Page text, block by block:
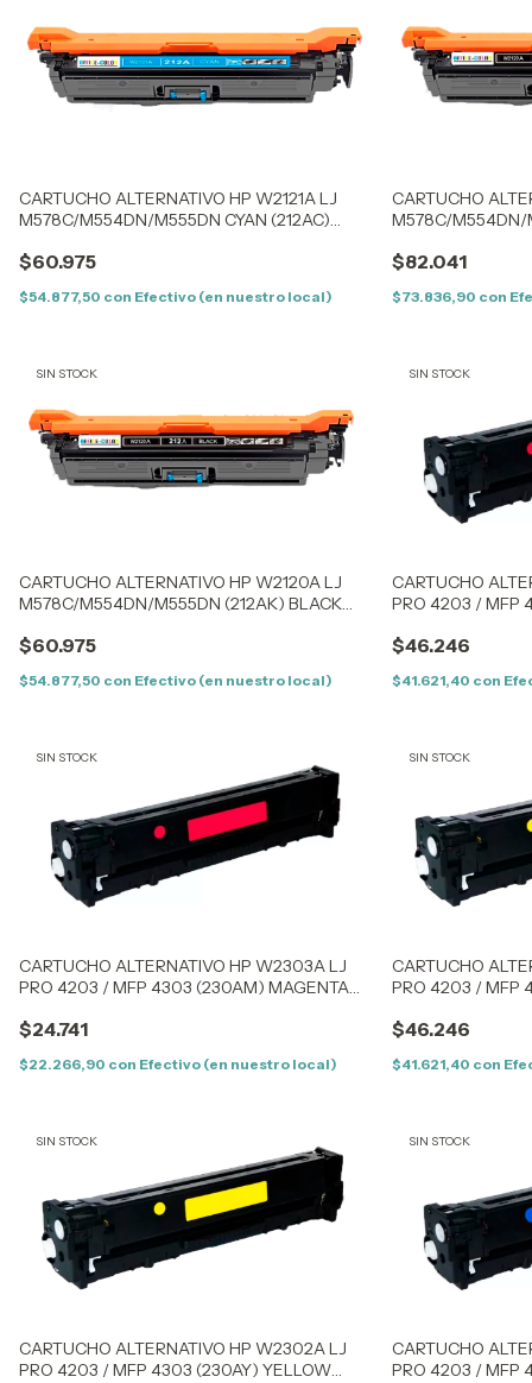
CARTUCHO ALTERNATIVO HP W2121A LJ
M578C/M554DN/M555DN CYAN (212AC)
$60.975
$54.877,50 con Efectivo (en nuestro local)
CARTUCHO
M578C/M554DN/
$82.041
$73.836,90 con
SIN STOCK
CARTUCHO ALTERNATIVO HP W2120A LJ
M578C/M554DN/M555DN (212AK) BLACK
$60.975
$54.877,50 con Efectivo (en nuestro local)
SIN STOCK
CARTUCHO
PRO 4203 / MFP
$46.246
$41.621,40 con
SIN STOCK
CARTUCHO ALTERNATIVO HP W2303A LJ
PRO 4203 / MFP 4303 (230AM) MAGENTA
$24.741
$22.266,90 con Efectivo (en nuestro local)
SIN STOCK
CARTUCHO
PRO 4203 / MFP
$46.246
$41.621,40 con
SIN STOCK
CARTUCHO ALTERNATIVO HP W2302A LJ
PRO 4203 / MFP 4303 (230AY) YELLOW
SIN STOCK
CARTUCHO
PRO 4203 / MFP